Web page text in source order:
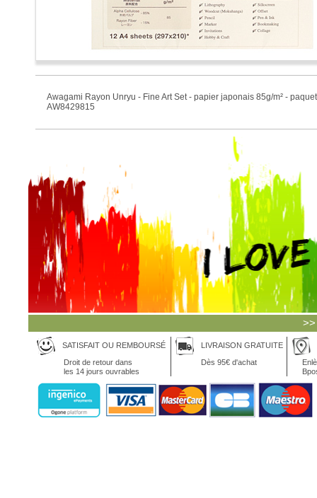
Awagami Rayon Unryu - Fine Art Set - papier japonais 85g/m² -
AW8429815
SATISFAIT OU REMBOURSÉ
Droit de retour dans
les 14 jours ouvrables
LIVRAISON GRATUITE
Dès 95€ d'achat